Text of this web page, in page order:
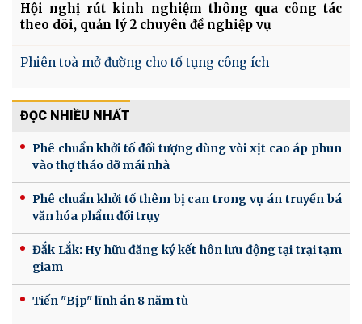
Hội nghị rút kinh nghiệm thông qua công tác
theo dõi, quản lý 2 chuyên đề nghiệp vụ
Phiên toà mở đường cho tố tụng công ích
ĐỌC NHIỀU NHẤT
Phê chuẩn khởi tố đối tượng dùng vòi xịt cao áp phun
vào thợ tháo dỡ mái nhà
Phê chuẩn khởi tố thêm bị can trong vụ án truyền bá
văn hóa phẩm đồi trụy
Đắk Lắk: Hy hữu đăng ký kết hôn lưu động tại trại tạm
giam
Tiến "Bịp" lĩnh án 8 năm tù